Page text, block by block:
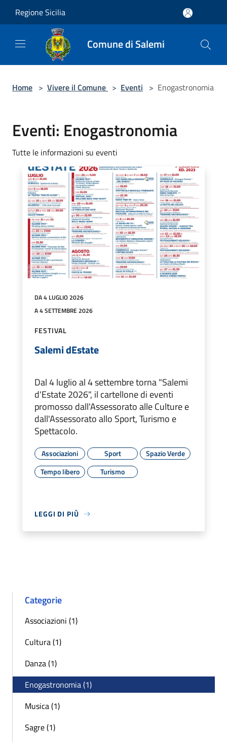
Regione Sicilia
Comune di Salemi
Home > Vivere il Comune > Eventi > Enogastronomia
Eventi: Enogastronomia
Tutte le informazioni su eventi
DA 4 LUGLIO 2026
A 4 SETTEMBRE 2026
FESTIVAL
Salemi dEstate
Dal 4 luglio al 4 settembre torna "Salemi
d'Estate 2026", il cartellone di eventi
promosso dall'Assessorato alle Culture e
dall'Assessorato allo Sport, Turismo e
Spettacolo.
Associazioni Sport
Spazio Verde
Tempo libero
Turismo
LEGGI DI PIÙ
Categorie
Associazioni (1)
Cultura (1)
Danza (1)
Enogastronomia (1)
Musica (1)
Sagre (1)